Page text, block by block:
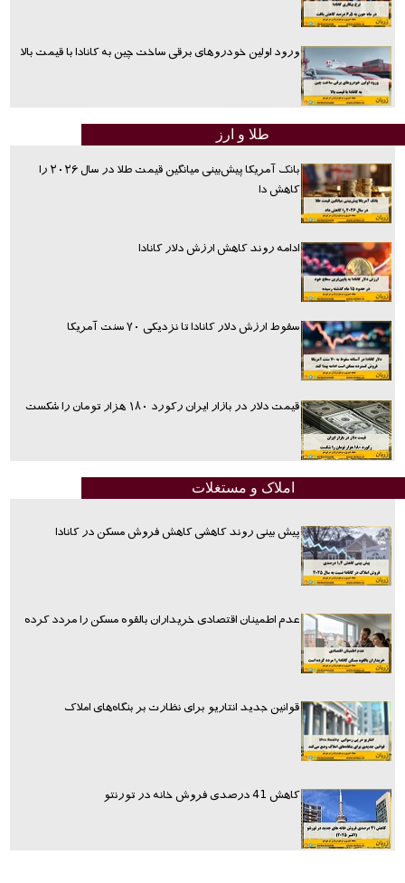
ورود اولین خودروهای برقی ساخت چین به کانادا با قیمت بالا
طلا و ارز
بانک آمریکا پیش‌بینی میانگین قیمت طلا در سال ۲۰۲۶ را
کاهش دا
ادامه روند کاهش ارزش دلار کانادا
سقوط ارزش دلار کانادا تا نزدیکی ۷۰ سنت آمریکا
قیمت دلار در بازار ایران رکورد ۱۸۰ هزار تومان را شکست
املاک و مستغلات
پیش بینی روند کاهشی کاهش فروش مسکن در کانادا
عدم اطمینان اقتصادی خریداران بالقوه مسکن را مردد کرده
قوانین جدید انتاریو برای نظارت بر بنگاه‌های املاک
کاهش 41 درصدی فروش خانه در تورنتو